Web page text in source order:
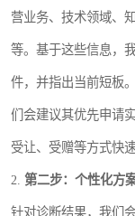
营业务、技术领域、
等。基于这些信息，
件，并指出当前短板
们会建议其优先申请
受让、受赠等方式快速
2. 第二步：个性化方
针对诊断结果，我们